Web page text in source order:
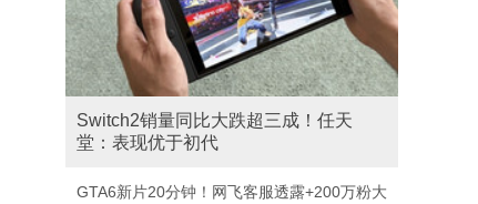
Switch2销量同比大跌超三成！任天
堂：表现优于初代
GTA6新片20分钟！网飞客服透露+200万粉大